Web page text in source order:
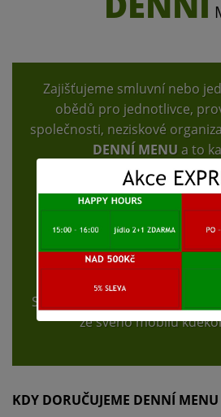
Zajišťujeme smluvní nebo
obědů pro jednotlivce,
společnosti, neziskové
DENNÍ MENU a to
Pro zajištění maximálního
zapotřebí objednávku
doručení jídla nejdéle
Platba kartou pouze u
Stáhněte si naší aplikaci a
ze svého mobilu
KDY DORUČUJEME DENNÍ MENU